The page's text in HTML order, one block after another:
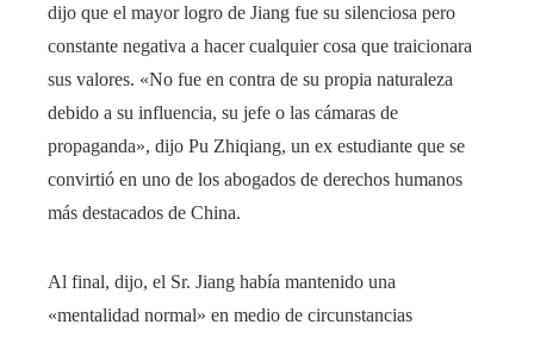
dijo que el mayor logro de Jiang fue su silenciosa pero
constante negativa a hacer cualquier cosa que traicionara
sus valores. «No fue en contra de su propia naturaleza
debido a su influencia, su jefe o las cámaras de
propaganda», dijo Pu Zhiqiang, un ex estudiante que se
convirtió en uno de los abogados de derechos humanos
más destacados de China.
Al final, dijo, el Sr. Jiang había mantenido una
«mentalidad normal» en medio de circunstancias